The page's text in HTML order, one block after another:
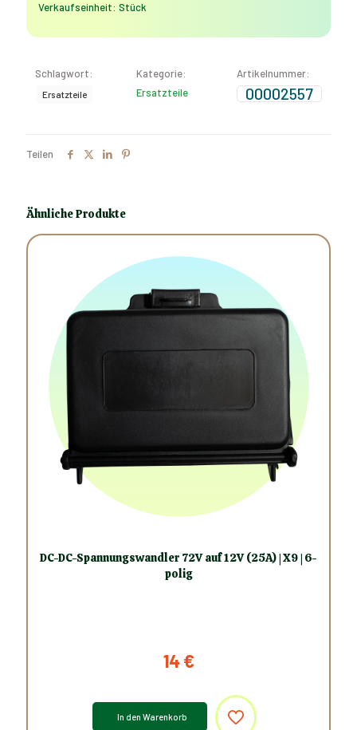
Verkaufseinheit: Stück
Schlagwort:
Ersatzteile
Kategorie:
Ersatzteile
Artikelnummer:
00002557
Teilen
Ähnliche Produkte
DC-DC-Spannungswandler 72V auf 12V (25A) | X9 | 6-
polig
14 €
In den Warenkorb